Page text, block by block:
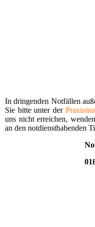
In dringenden Notfällen
Sie bitte unter der
uns nicht erreichen,
an den notdiensthabenden